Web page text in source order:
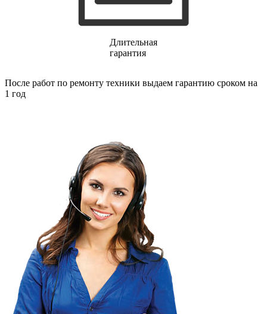
газовых плит
газовой поверхности
геймпадов
генераторов азота
генераторов дыма
генераторов
гидроциклов
гигрометров
гильотинных ножей
гироскутеров
гладильных систем
глинтвейн-мейкеров
глубинных вибраторов
гомогенизаторов
gps часов
gps навигаторов
gps трекеров
градирней
графических планшетов
граниторов
граверов
гребных тренажеров
Длительная
гарантия
После работ по ремонту техники выдаем гарантию сроком на
1 год